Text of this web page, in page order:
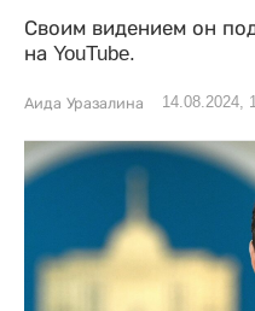
Своим видением он
на YouTube.
Аида Уразалина 14.08.2024,